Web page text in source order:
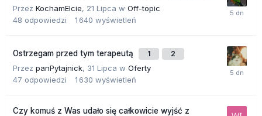
Przez KochamElcie, 21 Lipca w Off-topic
48 odpowiedzi 1 640 wyświetleń
Ostrzegam przed tym terapeutą 1 2
Przez panPytajnick, 31 Lipca w Oferty
47 odpowiedzi 1 630 wyświetleń
Czy komuś z Was udało się całkowicie wyjść z